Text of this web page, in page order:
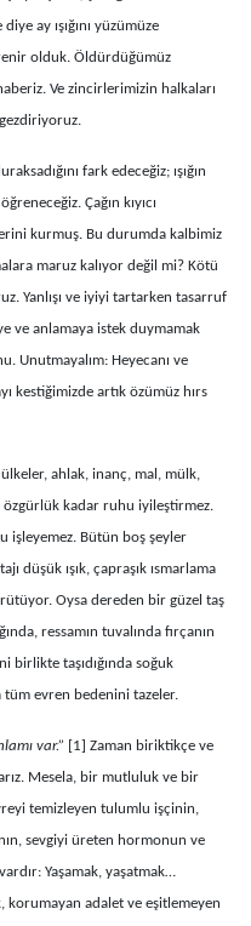
diye ay ışığını yüzümüze
olduk. Öldürdüğümüz
Ve zincirlerimizin halkaları
fark edeceğiz; ışığın
Çağın kıyıcı
kurmuş. Bu durumda kalbimiz
maruz kalıyor değil mi? Kötü
Yanlışı ve iyiyi tartarken tasarruf
ve anlamaya istek duymamak
Unutmayalım: Heyecanı ve
kestiğimizde artık özümüz hırs
ahlak, inanç, mal, mülk,
kadar ruhu iyileştirmez.
işleyemez. Bütün boş şeyler
düşük ışık, çapraşık ısmarlama
Oysa dereden bir güzel taş
ressamın tuvalında fırçanın
birlikte taşıdığında soğuk
tüm evren bedenini tazeler.
var.” [1] Zaman biriktikçe ve
Mesela, bir mutluluk ve bir
temizleyen tulumlu işçinin,
sevgiyi üreten hormonun ve
Yaşamak, yaşatmak…
korumayan adalet ve eşitlemeyen